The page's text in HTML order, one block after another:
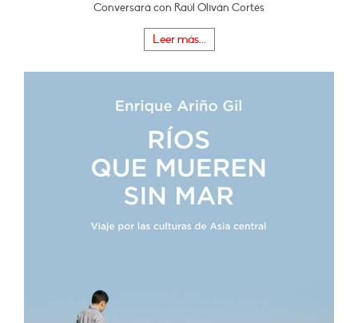
Conversará con Raúl Oliván Cortés
Leer más...